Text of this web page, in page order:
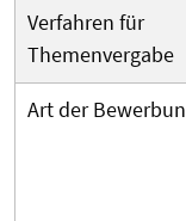
Verfahren für
Themenvergabe
Art der